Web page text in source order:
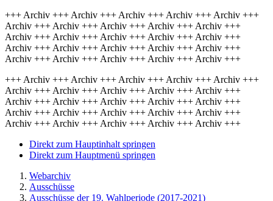
+++ Archiv +++ Archiv +++ Archiv +++ Archiv +++ Archiv +++
Archiv +++ Archiv +++ Archiv +++ Archiv +++ Archiv +++
Archiv +++ Archiv +++ Archiv +++ Archiv +++ Archiv +++
Archiv +++ Archiv +++ Archiv +++ Archiv +++ Archiv +++
Archiv +++ Archiv +++ Archiv +++ Archiv +++ Archiv +++
+++ Archiv +++ Archiv +++ Archiv +++ Archiv +++ Archiv +++
Archiv +++ Archiv +++ Archiv +++ Archiv +++ Archiv +++
Archiv +++ Archiv +++ Archiv +++ Archiv +++ Archiv +++
Archiv +++ Archiv +++ Archiv +++ Archiv +++ Archiv +++
Archiv +++ Archiv +++ Archiv +++ Archiv +++ Archiv +++
Direkt zum Hauptinhalt springen
Direkt zum Hauptmenü springen
Webarchiv
Ausschüsse
Ausschüsse der 19. Wahlperiode (2017-2021)